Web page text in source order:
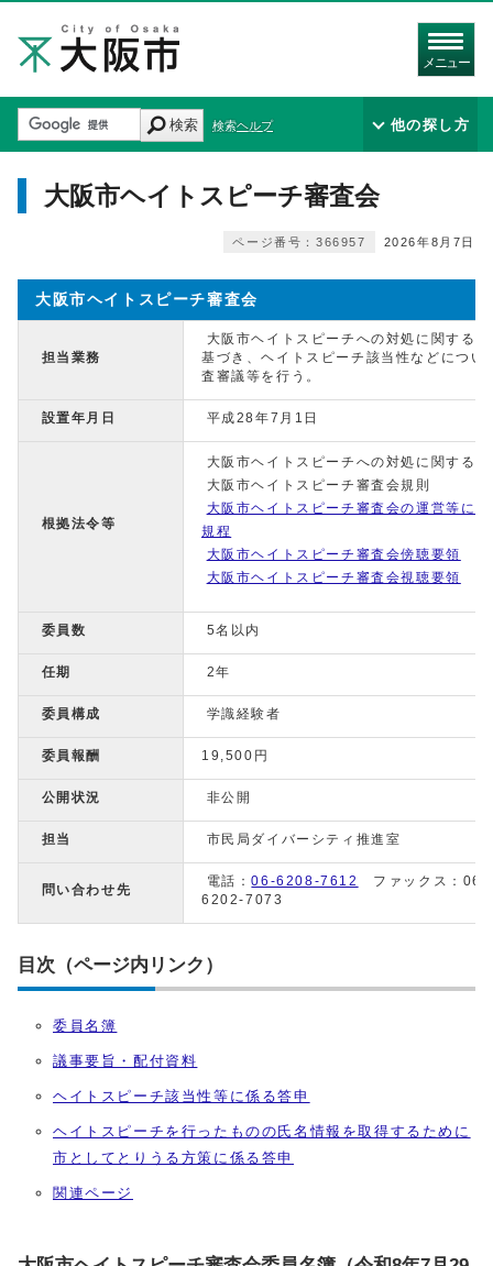
メニュー
検索 検索ヘルプ 他の探し方
大阪市ヘイトスピーチ審査会
2026年8月7日
ページ番号：366957
大阪市ヘイトスピーチ審査会
担当業務
大阪市ヘイトスピーチへの対処に関する
基づき、ヘイトスピーチ該当性などについ
査審議等を行う。
設置年月日 平成28年7月1日
根拠法令等
大阪市ヘイトスピーチへの対処に関する
大阪市ヘイトスピーチ審査会規則
大阪市ヘイトスピーチ審査会の運営等に
規程
大阪市ヘイトスピーチ審査会傍聴要領
大阪市ヘイトスピーチ審査会視聴要領
委員数 5名以内
任期 2年
委員構成 学識経験者
委員報酬 19,500円
公開状況 非公開
担当 市民局ダイバーシティ推進室
問い合わせ先
電話：06-6208-7612
ファックス：06-
6202-7073
目次（ページ内リンク）
委員名簿
議事要旨・配付資料
ヘイトスピーチ該当性等に係る答申
ヘイトスピーチを行ったものの氏名情報を取得するために
市としてとりうる方策に係る答申
関連ページ